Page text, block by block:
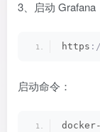
3、启动 Grafana
https
启动命令：